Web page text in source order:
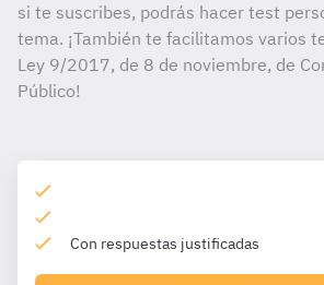
si te suscribes, podrás hacer test
tema. ¡También te facilitamos varios
Ley 9/2017, de 8 de noviembre, de
Público!
Con respuestas justificadas